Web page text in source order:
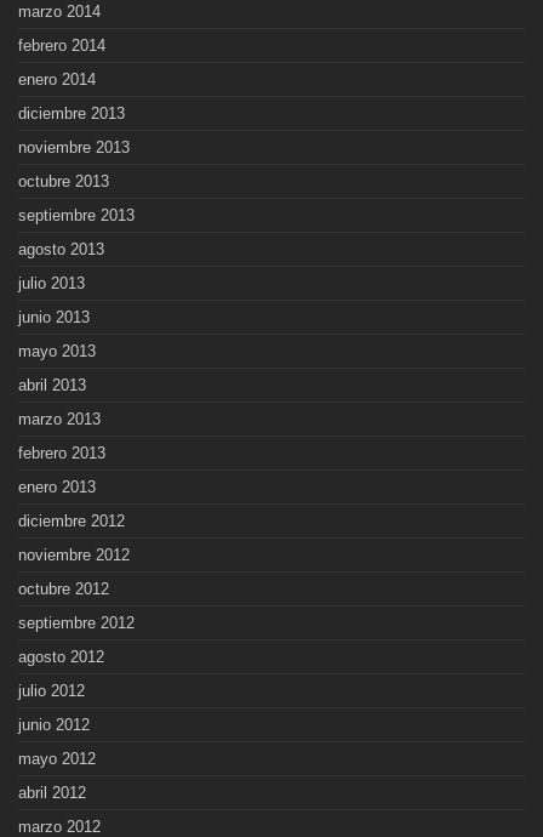
marzo 2014
febrero 2014
enero 2014
diciembre 2013
noviembre 2013
octubre 2013
septiembre 2013
agosto 2013
julio 2013
junio 2013
mayo 2013
abril 2013
marzo 2013
febrero 2013
enero 2013
diciembre 2012
noviembre 2012
octubre 2012
septiembre 2012
agosto 2012
julio 2012
junio 2012
mayo 2012
abril 2012
marzo 2012